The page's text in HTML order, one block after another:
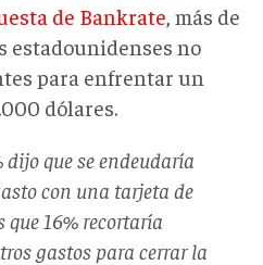
de Bankrate , más de
estadounidenses no
para enfrentar un
dólares.
dijo que se endeudaría
con una tarjeta de
16% recortaría
gastos para cerrar la